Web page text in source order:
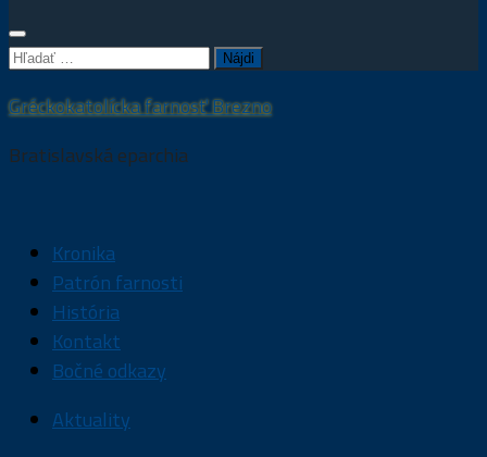
Hľadať:
Gréckokatolícka farnosť Brezno
Bratislavská eparchia
Kronika
Patrón farnosti
História
Kontakt
Bočné odkazy
Aktuality